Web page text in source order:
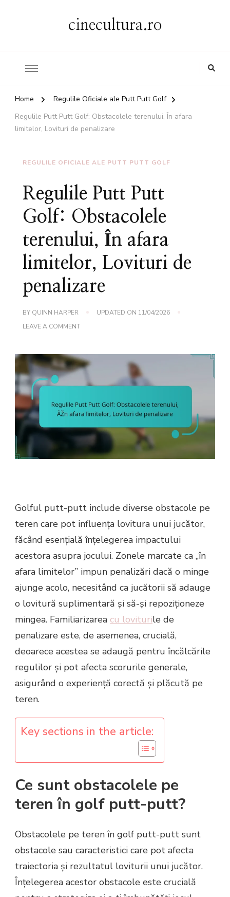
cinecultura.ro
Home
Regulile Oficiale ale Putt Putt Golf
Regulile Putt Putt Golf: Obstacolele terenului, În afara
limitelor, Lovituri de penalizare
REGULILE OFICIALE ALE PUTT PUTT GOLF
Regulile Putt Putt
Golf: Obstacolele
terenului, În afara
limitelor, Lovituri de
penalizare
BY QUINN HARPER UPDATED ON 11/04/2026
LEAVE A COMMENTON
GOLF:
OBSTACOLELE
ÎN
LIMITELOR,
LOVITURI
PENALIZARE
Golful putt-putt include diverse obstacole pe
teren care pot influența lovitura unui jucător,
făcând esențială înțelegerea impactului
acestora asupra jocului. Zonele marcate ca „în
afara limitelor” impun penalizări dacă o minge
ajunge acolo, necesitând ca jucătorii să adauge
o lovitură suplimentară și să-și repoziționeze
mingea. Familiarizarea cu loviturile de
penalizare este, de asemenea, crucială,
deoarece acestea se adaugă pentru încălcările
regulilor și pot afecta scorurile generale,
asigurând o experiență corectă și plăcută pe
teren.
Key sections in the article:
Ce sunt obstacolele pe
teren în golf putt-putt?
Obstacolele pe teren în golf putt-putt sunt
obstacole sau caracteristici care pot afecta
traiectoria și rezultatul loviturii unui jucător.
Înțelegerea acestor obstacole este crucială